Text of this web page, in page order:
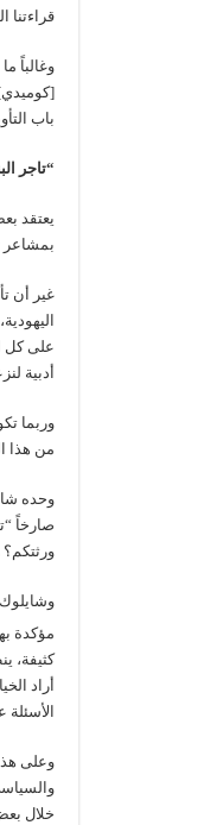
قراءتنا
وغالباً
باب
“تاجر
يعتقد
بمشاعر
غير أن
على كل
أدبية
وربما
من هذا
وحده
صارخاً
ورثتكم؟
مؤكدة
كثيفة،
أراد
وعلى
خلال